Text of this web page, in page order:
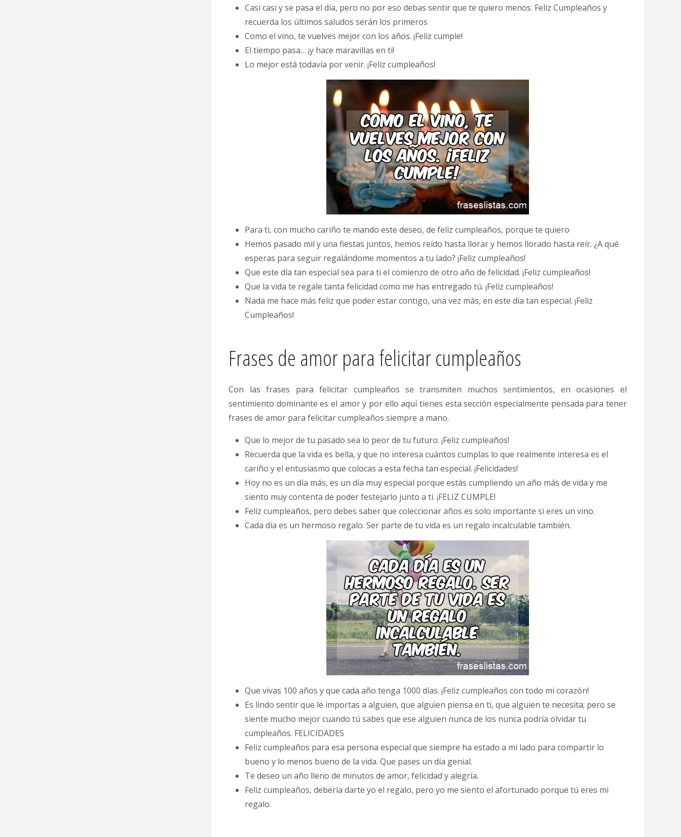
Casi casi y se pasa el día, pero no por eso debas sentir que te quiero menos. Feliz Cumpleaños y
recuerda los últimos saludos serán los primeros
Como el vino, te vuelves mejor con los años. ¡Feliz cumple!
El tiempo pasa… ¡y hace maravillas en ti!
Lo mejor está todavía por venir. ¡Feliz cumpleaños!
Para ti, con mucho cariño te mando este deseo, de feliz cumpleaños, porque te quiero
Hemos pasado mil y una fiestas juntos, hemos reído hasta llorar y hemos llorado hasta reír. ¿A qué
esperas para seguir regalándome momentos a tu lado? ¡Feliz cumpleaños!
Que este día tan especial sea para ti el comienzo de otro año de felicidad. ¡Feliz cumpleaños!
Que la vida te regale tanta felicidad como me has entregado tú. ¡Feliz cumpleaños!
Nada me hace más feliz que poder estar contigo, una vez más, en este día tan especial. ¡Feliz
Cumpleaños!
Frases de amor para felicitar cumpleaños
Con las frases para felicitar cumpleaños se transmiten muchos sentimientos, en ocasiones el
sentimiento dominante es el amor y por ello aquí tienes esta sección especialmente pensada para tener
frases de amor para felicitar cumpleaños siempre a mano.
Que lo mejor de tu pasado sea lo peor de tu futuro. ¡Feliz cumpleaños!
Recuerda que la vida es bella, y que no interesa cuántos cumplas lo que realmente interesa es el
cariño y el entusiasmo que colocas a esta fecha tan especial. ¡Felicidades!
Hoy no es un día más, es un día muy especial porque estás cumpliendo un año más de vida y me
siento muy contenta de poder festejarlo junto a ti. ¡FELIZ CUMPLE!
Feliz cumpleaños, pero debes saber que coleccionar años es solo importante si eres un vino.
Cada día es un hermoso regalo. Ser parte de tu vida es un regalo incalculable también.
Que vivas 100 años y que cada año tenga 1000 días. ¡Feliz cumpleaños con todo mi corazón!
Es lindo sentir que le importas a alguien, que alguien piensa en ti, que alguien te necesita; pero se
siente mucho mejor cuando tú sabes que ese alguien nunca de los nunca podría olvidar tu
cumpleaños. FELICIDADES
Feliz cumpleaños para esa persona especial que siempre ha estado a mi lado para compartir lo
bueno y lo menos bueno de la vida. Que pases un día genial.
Te deseo un año lleno de minutos de amor, felicidad y alegría.
Feliz cumpleaños, debería darte yo el regalo, pero yo me siento el afortunado porque tú eres mi
regalo.